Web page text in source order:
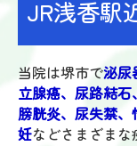
JR浅香駅
当院は堺市で泌尿
立腺癌、尿路結石
膀胱炎、尿失禁
妊などさまざまな